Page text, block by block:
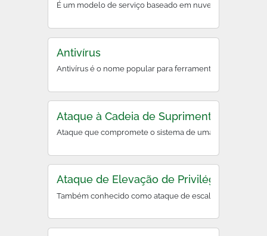
É um modelo de serviço baseado em nuvem que
Antivírus
Antivírus é o nome popular para ferramentas
Ataque à Cadeia de Suprimentos
Ataque que compromete o sistema de uma organização
Ataque de Elevação de Privilégios
Também conhecido como ataque de escalação de